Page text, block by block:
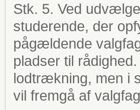
Stk. 5. Ved
studerende, der
pågældende
pladser til
lodtrækning, men i
vil fremgå af